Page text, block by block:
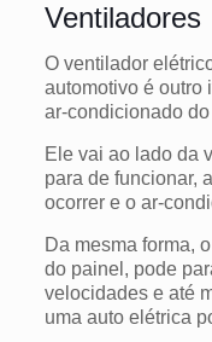
Ventiladores
O ventilador
automotivo é outro
ar-condicionado
Ele vai ao lado da
para de funcionar,
ocorrer e o ar-
Da mesma forma,
do painel, pode
velocidades e até
uma auto elétrica